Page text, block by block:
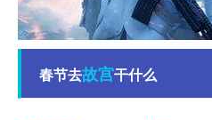
春节去故宫干什么